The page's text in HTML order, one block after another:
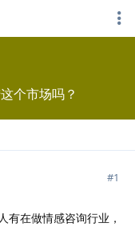
个市场吗？
#1
有在做情感咨询行业，